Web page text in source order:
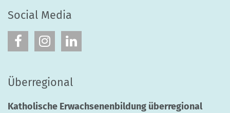
Social Media
Überregional
Katholische Erwachsenenbildung überregional